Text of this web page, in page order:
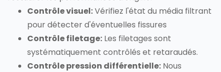
Contrôle visuel:Vérifiez l'état du média filtrant
pour détecter d'éventuelles fissures
Contrôle filetage: Les filetages sont
systématiquement contrôlés et retaraudés.
Contrôle pression différentielle: Nous